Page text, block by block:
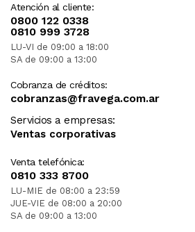
Atención al cliente:
0800 122 0338
0810 999 3728
LU-VI de 09:00 a 18:00
SA de 09:00 a 13:00
Cobranza de créditos:
cobranzas@fravega.com.ar
Servicios a empresas:
Ventas corporativas
Venta telefónica:
0810 333 8700
LU-MIE de 08:00 a 23:59
JUE-VIE de 08:00 a 20:00
SA de 09:00 a 13:00